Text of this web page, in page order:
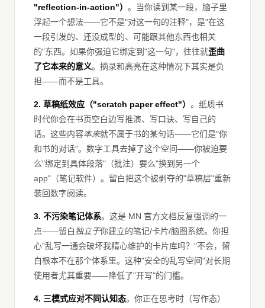
"reflection-in-action"） 。当你读到某一段，脑子里
浮起一个想法——它不是"对这一句的注释"，是"在这
一段引发的、还没成型的、可能跟其他东西也相关
的"东西。如果你强迫它绑定到"这一句"，往往就歪曲
了它本来的意义。摘录和高亮在这种情况下其实是负
担——而不是工具。
2. 草稿纸效应（"scratch paper effect"） 。纸质书
时代你会在书页空白边写推演、写口诀、写自己的
话。这些内容本来就不属于书的某句话——它们是"你
和书的对话"。数字工具去掉了这个空间——你被迫要
么"绑定到具体段落"（批注）要么"换到另一个
app"（笔记软件）。留白把这个被剥夺的"草稿层"重新
装回数字阅读。
3. 不污染笔记体系。这是 MN 官方文档反复强调的一
点——留白独立于你建立的笔记/卡片/脑图系统。你担
心"乱写一通会破坏我精心维护的卡片库吗？"不会，留
白根本不在那个体系里。这种"安全的乱写空间"对长期
使用者尤其重要——降低了"开写"的门槛。
4. 三模式应对不同认知态。你正在思考时（写作态）